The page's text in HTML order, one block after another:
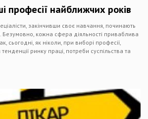
професії найближчих років
закінчивши своє навчання, починають
кожна сфера діяльності приваблива
сьогодні, як ніколи, при виборі професії,
ринку праці, потреби суспільства та